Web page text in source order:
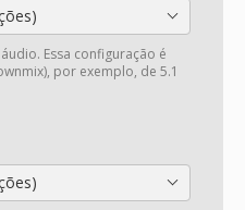
Essa configuração é
por exemplo, de 5.1